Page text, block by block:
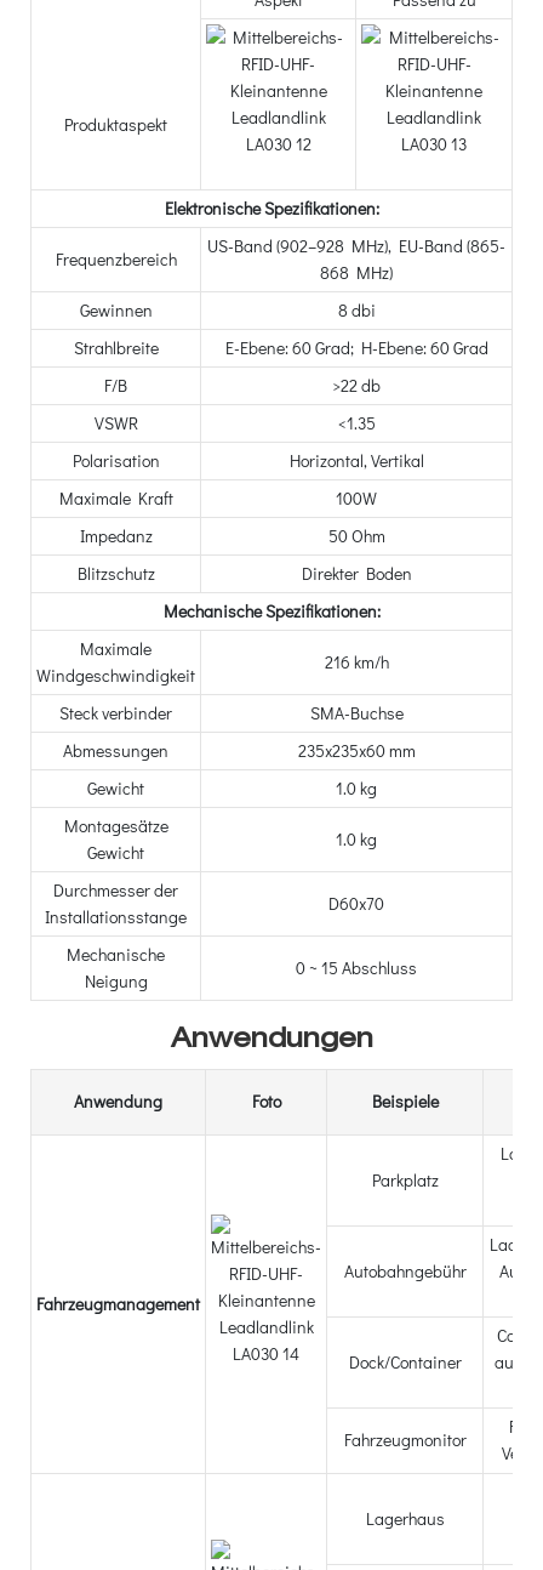
Produktaspekt
Elektronische Spezifikationen:
Frequenzbereich
US-Band (902–928 MHz), EU-Band (865-
868 MHz)
Gewinnen
8 dbi
Strahlbreite
E-Ebene: 60 Grad; H-Ebene: 60 Grad
F/B
>22 db
VSWR
<1.35
Polarisation
Horizontal, Vertikal
Maximale Kraft
100W
Impedanz
50 Ohm
Blitzschutz
Direkter Boden
Mechanische Spezifikationen:
Maximale
Windgeschwindigkeit
216 km/h
Steck verbinder
SMA-Buchse
Abmessungen
235x235x60 mm
Gewicht
1.0 kg
Montagesätze
Gewicht
1.0 kg
Durchmesser der
Installationsstange
D60x70
Mechanische
Neigung
0 ~ 15 Abschluss
Anwendungen
Anwendung Foto Beispiele
Fahrzeugmanagement
Parkplatz
Autobahngebühr
Dock/Container
auf
Fahrzeugmonitor
Lagerhaus